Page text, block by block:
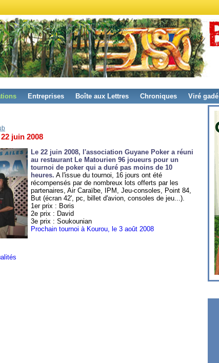
Entreprises Boîte aux Lettres Chroniques Viré gadé
juin 2008
Le 22 juin 2008, l'association Guyane Poker a réuni
au restaurant Le Matourien 96 joueurs pour un
tournoi de poker qui a duré pas moins de 10
heures. A l'issue du tournoi, 16 jours ont été
récompensés par de nombreux lots offerts par les
partenaires, Air Caraïbe, IPM, Jeu-consoles, Point 84,
But (écran 42', pc, billet d'avion, consoles de jeu...).
1er prix : Boris
2e prix : David
3e prix : Soukounian
Prochain tournoi à Kourou, le 3 août 2008